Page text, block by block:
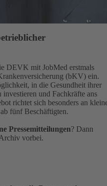
DEVK mit JobMed erstmals
(bKV) ein.
in die Gesundheit ihrer
und Fachkräfte ans
richtet sich besonders an
fünf Beschäftigten.
Pressemitteilungen? Dann
vorbei.